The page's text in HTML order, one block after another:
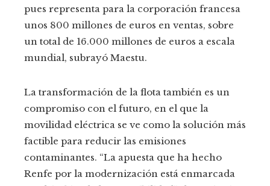
pues representa para la corporación francesa
unos 800 millones de euros en ventas, sobre
un total de 16.000 millones de euros a escala
mundial, subrayó Maestu.
La transformación de la flota también es un
compromiso con el futuro, en el que la
movilidad eléctrica se ve como la solución más
factible para reducir las emisiones
contaminantes. “La apuesta que ha hecho
Renfe por la modernización está enmarcada